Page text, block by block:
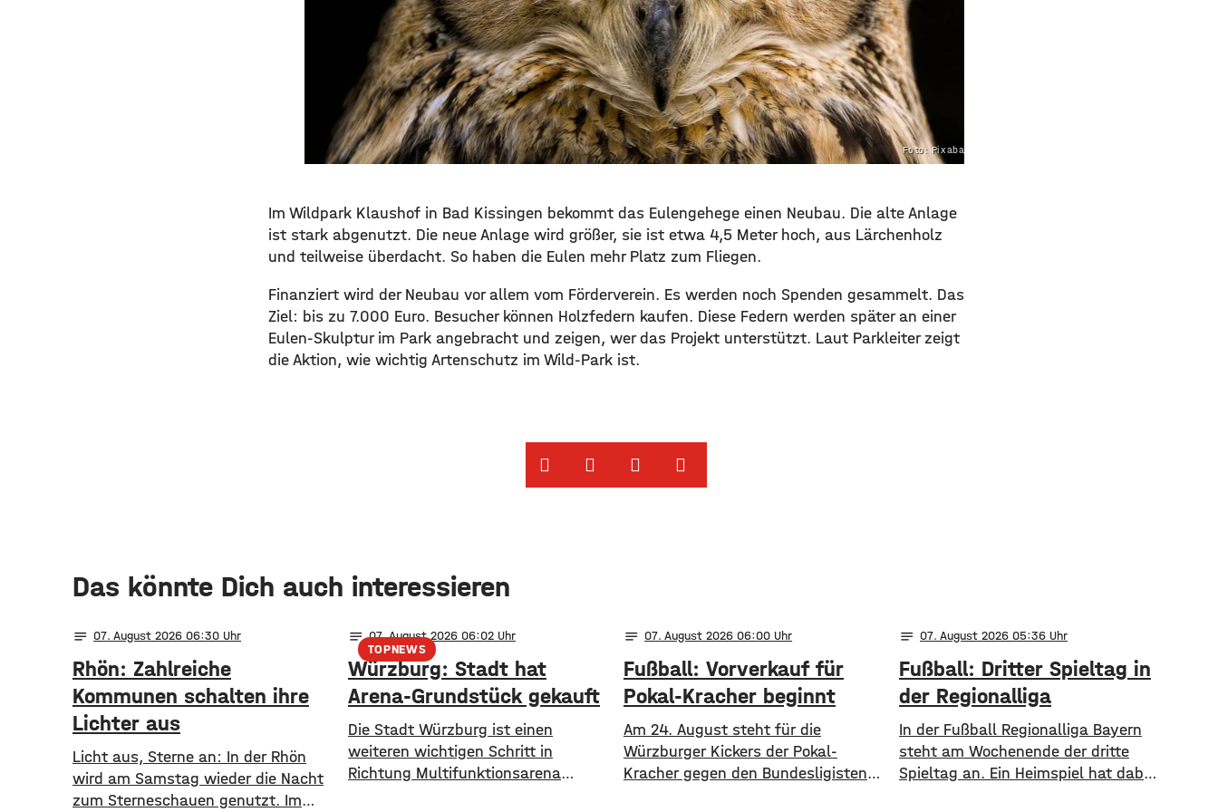
Foto: Pixabay.com
Im Wildpark Klaushof in Bad Kissingen bekommt das Eulengehege einen Neubau. Die alte Anlage
ist stark abgenutzt. Die neue Anlage wird größer, sie ist etwa 4,5 Meter hoch, aus Lärchenholz
und teilweise überdacht. So haben die Eulen mehr Platz zum Fliegen.
Finanziert wird der Neubau vor allem vom Förderverein. Es werden noch Spenden gesammelt. Das
Ziel: bis zu 7.000 Euro. Besucher können Holzfedern kaufen. Diese Federn werden später an einer
Eulen-Skulptur im Park angebracht und zeigen, wer das Projekt unterstützt. Laut Parkleiter zeigt
die Aktion, wie wichtig Artenschutz im Wild-Park ist.
Das könnte Dich auch interessieren
notes 07. August 2026 06:30
Rhön: Zahlreiche
Kommunen schalten ihre
Lichter aus
Licht aus, Sterne an: In der Rhön
wird am Samstag wieder die Nacht
zum Sterneschauen genutzt. Im
TOPNEWS
notes 07. August 2026 06:02
Würzburg: Stadt hat
Arena-Grundstück gekauft
Die Stadt Würzburg ist einen
weiteren wichtigen Schritt in
Richtung Multifunktionsarena
notes 07. August 2026 06:00
Fußball: Vorverkauf für
Pokal-Kracher beginnt
Am 24. August steht für die
Würzburger Kickers der Pokal-
Kracher gegen den Bundesligisten 1.
notes 07. August 2026 05:36
Fußball: Dritter Spieltag in
der Regionalliga
In der Fußball Regionalliga Bayern
steht am Wochenende der dritte
Spieltag an. Ein Heimspiel hat dabei